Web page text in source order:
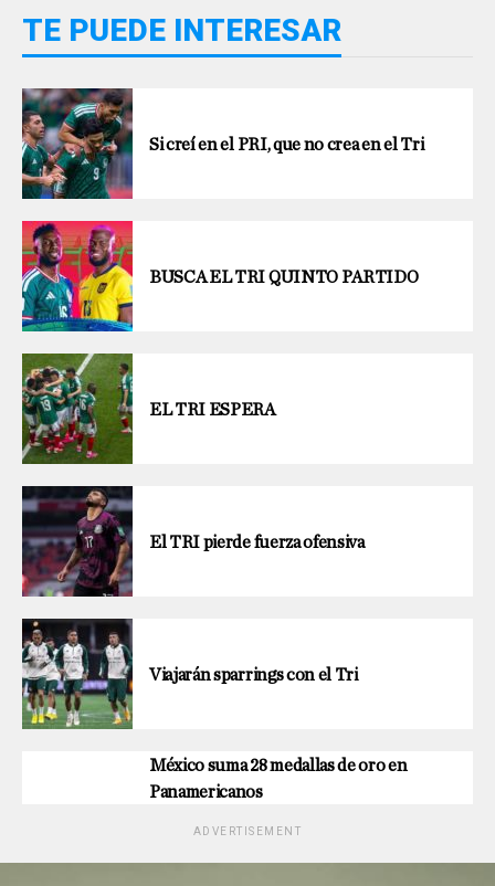
TE PUEDE INTERESAR
Si creí en el PRI, que no crea en el Tri
BUSCA EL TRI QUINTO PARTIDO
EL TRI ESPERA
El TRI pierde fuerza ofensiva
Viajarán sparrings con el Tri
México suma 28 medallas de oro en
Panamericanos
ADVERTISEMENT